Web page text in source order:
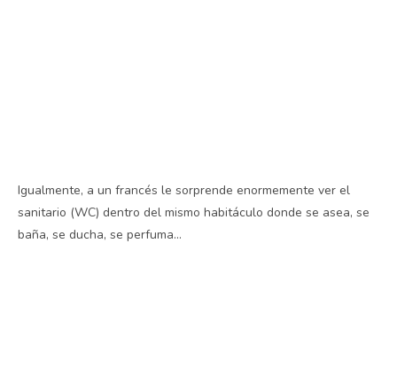
Igualmente, a un francés le sorprende enormemente ver el
sanitario (WC) dentro del mismo habitáculo donde se asea, se
baña, se ducha, se perfuma…